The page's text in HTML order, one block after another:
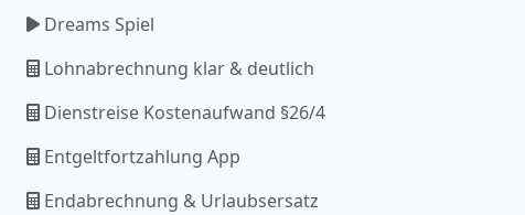
Dreams Spiel
Lohnabrechnung klar & deutlich
Dienstreise Kostenaufwand §26/4
Entgeltfortzahlung App
Endabrechnung & Urlaubsersatz